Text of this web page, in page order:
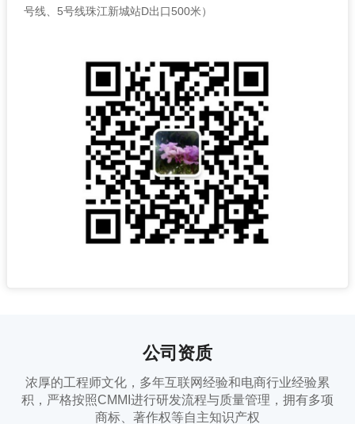
号线、5号线珠江新城站D出口500米）
公司资质
浓厚的工程师文化，多年互联网经验和电商行业经验累
积，严格按照CMMI进行研发流程与质量管理，拥有多项
商标、著作权等自主知识产权